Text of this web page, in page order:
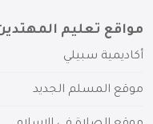
مواقع تعليم
أكاديمية سبيلي
موقع المسلم الجديد